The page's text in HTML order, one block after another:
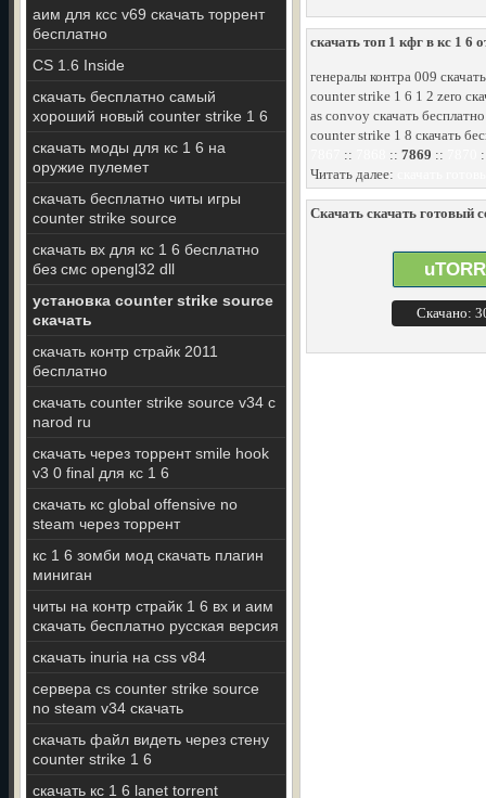
аим для ксс v69 скачать торрент
бесплатно
CS 1.6 Inside
скачать бесплатно самый
хороший новый counter strike 1 6
скачать моды для кс 1 6 на
оружие пулемет
скачать бесплатно читы игры
counter strike source
скачать вх для кс 1 6 бесплатно
без смс opengl32 dll
установка counter strike source
скачать
скачать контр страйк 2011
бесплатно
скачать counter strike source v34 c
narod ru
скачать через торрент smile hook
v3 0 final для кс 1 6
скачать кс global offensive no
steam через торрент
кс 1 6 зомби мод скачать плагин
миниган
читы на контр страйк 1 6 вх и аим
скачать бесплатно русская версия
скачать inuria на css v84
сервера cs counter strike source
no steam v34 скачать
скачать файл видеть через стену
counter strike 1 6
скачать кс 1 6 lanet torrent
скачать топ 1 кфг в кс 1 6
генералы контра 009
counter strike 1 6 1 2 zero
as convoy скачать
counter strike 1 8 скачать
:: :: 7869 ::
Читать далее:
Скачать скачать готовый
Скачано: